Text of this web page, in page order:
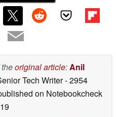
original article:Anil
Tech Writer- 2954
on Notebookcheck